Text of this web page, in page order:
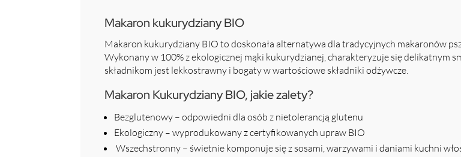
Makaron kukurydziany BIO
Makaron kukurydziany BIO to doskonała alternatywa dla tradycyjnych makaronów
Wykonany w 100% z ekologicznej mąki kukurydzianej, charakteryzuje się delikatnym
składnikom jest lekkostrawny i bogaty w wartościowe składniki odżywcze.
Makaron Kukurydziany BIO, jakie zalety?
Bezglutenowy – odpowiedni dla osób z nietolerancją glutenu
Ekologiczny – wyprodukowany z certyfikowanych upraw BIO
Wszechstronny – świetnie komponuje się z sosami, warzywami i daniami kuchni